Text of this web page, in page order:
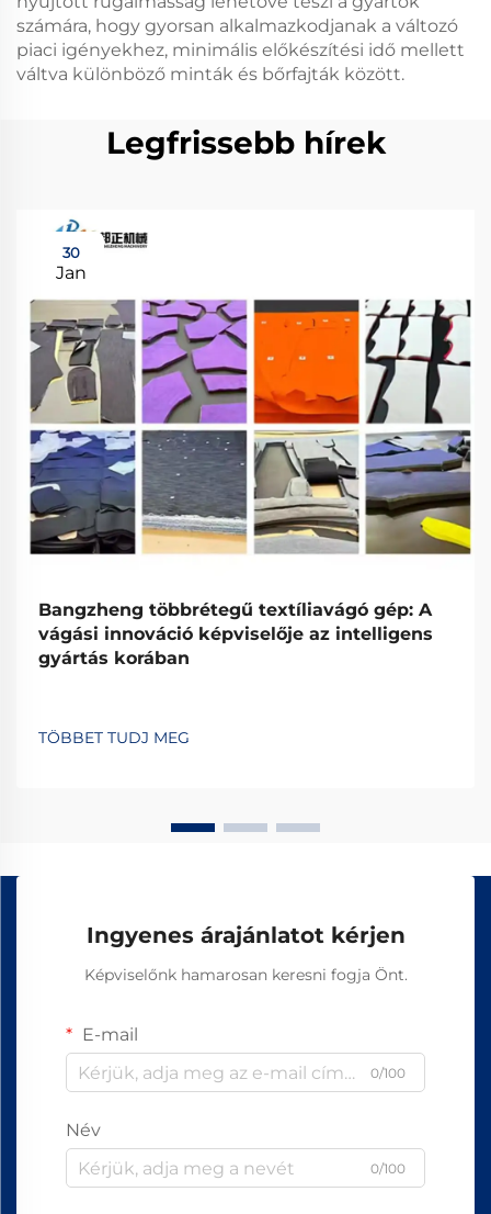
számára, hogy gyorsan alkalmazkodjanak a változó
piaci igényekhez, minimális előkészítési idő mellett
váltva különböző minták és bőrfajták között.
Legfrissebb hírek
30
Jan
Bangzheng többrétegű textíliavágó gép: A
vágási innováció képviselője az intelligens
gyártás korában
TÖBBET TUDJ MEG
Ingyenes árajánlatot kérjen
Képviselőnk hamarosan keresni fogja Önt.
E-mail
0/100
Név
0/100